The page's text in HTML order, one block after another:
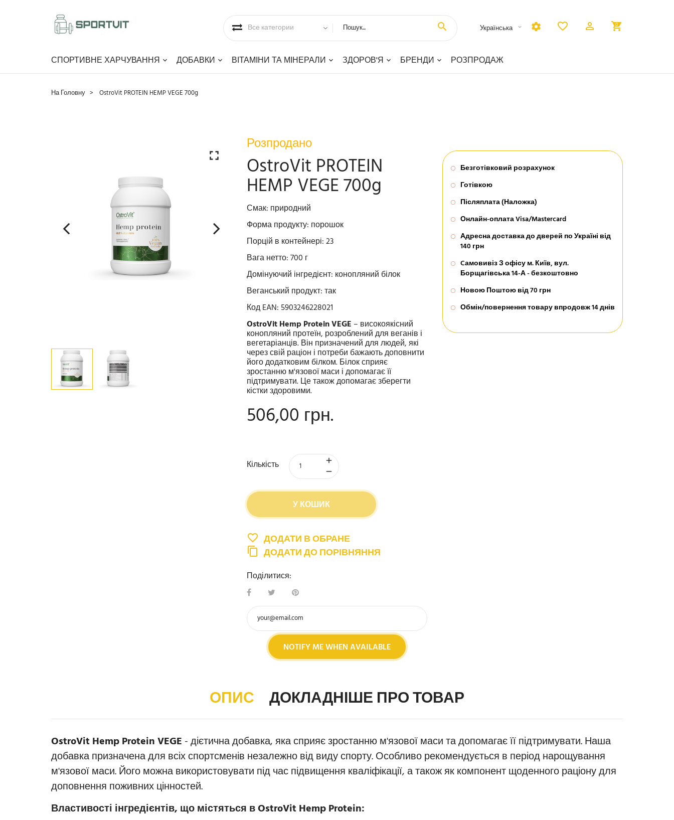
українська 0
СПОРТИВНЕ ХАРЧУВАННЯ ДОБАВКИ ВІТАМІНИ ТА МІНЕРАЛИ ЗДОРОВ'Я БРЕНДИ РОЗПРОДАЖ
На Головну OstroVit PROTEIN HEMP VEGE 700g
Розпродано
OstroVit PROTEIN
HEMP VEGE 700g
Смак: природний
Форма продукту: порошок
Порцій в контейнері: 23
Вага нетто: 700 г
Домінуючий інгредієнт: конопляний білок
Веганський продукт: так
Код EAN: 5903246228021
OstroVit Hemp Protein VEGE – високоякісний
конопляний протеїн, розроблений для веганів і
вегетаріанців. Він призначений для людей, які
через свій раціон і потреби бажають доповнити
його додатковим білком. Білок сприяє
зростанню м'язової маси і допомагає її
підтримувати. Це також допомагає зберегти
кістки здоровими.
506,00 грн.
Кількість
У КОШИК
ДОДАТИ В ОБРАНЕ
ДОДАТИ ДО ПОРІВНЯННЯ
Поділитися:
NOTIFY ME WHEN AVAILABLE
Безготівковий розрахунок
Готівкою
Післяплата (Наложка)
Онлайн-оплата Visa/Mastercard
Адресна доставка до дверей по Україні від
140 грн
Cамовивіз З офісу м. Київ, вул.
Борщагівська 14-А - безкоштовно
Новою Поштою від 70 грн
Обмін/повернення товару впродовж 14 днів
ОПИС ДОКЛАДНІШЕ ПРО ТОВАР
OstroVit Hemp Protein VEGE - дієтична добавка, яка сприяє зростанню м'язової маси та допомагає її підтримувати. Наша
добавка призначена для всіх спортсменів незалежно від виду спорту. Особливо рекомендується в період нарощування
м'язової маси. Його можна використовувати під час підвищення кваліфікації, а також як компонент щоденного раціону для
доповнення поживних цінностей.
Властивості інгредієнтів, що містяться в OstroVit Hemp Protein: